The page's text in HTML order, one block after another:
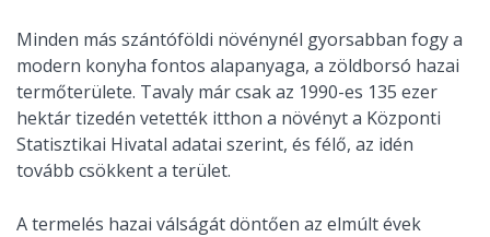
Minden más szántóföldi növénynél gyorsabban fogy a
modern konyha fontos alapanyaga, a zöldborsó hazai
termőterülete. Tavaly már csak az 1990-es 135 ezer
hektár tizedén vetették itthon a növényt a Központi
Statisztikai Hivatal adatai szerint, és félő, az idén
tovább csökkent a terület.
A termelés hazai válságát döntően az elmúlt évek